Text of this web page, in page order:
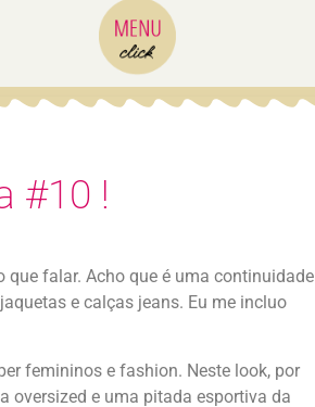
#10 !
falar. Acho que é uma continuidade
e calças jeans. Eu me incluo
femininos e fashion. Neste look, por
oversized e uma pitada esportiva da